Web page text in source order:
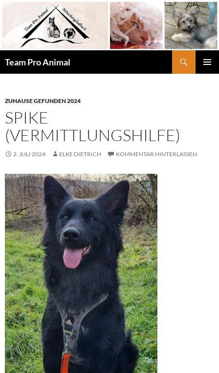
springen
Team Pro Animal
ZUHAUSE GEFUNDEN 2024
SPIKE
(VERMITTLUNGSHILFE)
2. JULI 2024 ELKE DIETRICH KOMMENTAR HINTERLASSEN